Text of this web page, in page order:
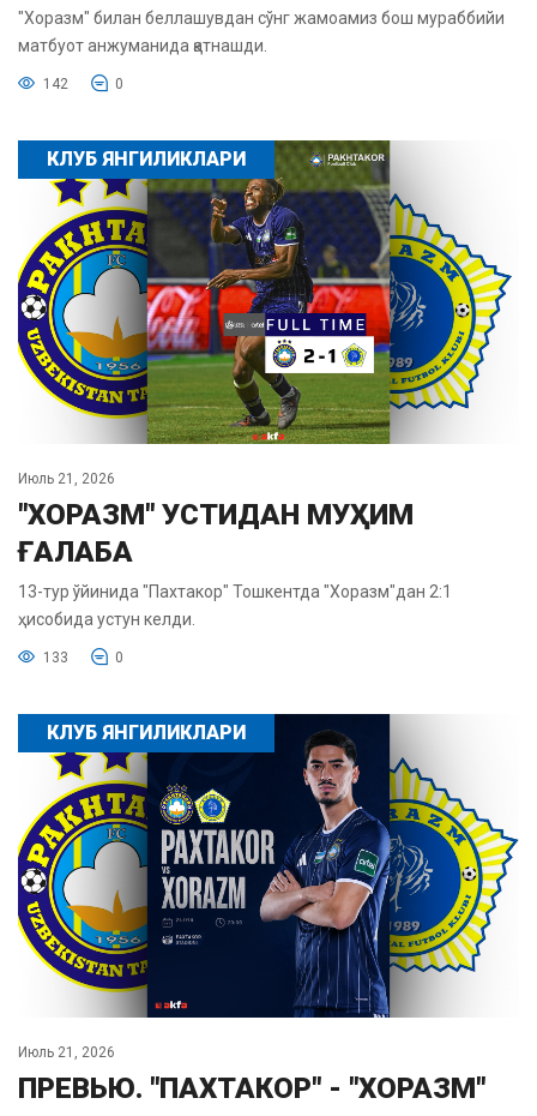
"Хоразм" билан беллашувдан сўнг жамоамиз бош мураббийи
матбуот анжуманида қатнашди.
142 0
КЛУБ ЯНГИЛИКЛАРИ
Июль 21, 2026
"ХОРАЗМ" УСТИДАН МУҲИМ
ҒАЛАБА
13-тур ўйинида "Пахтакор" Тошкентда "Хоразм"дан 2:1
ҳисобида устун келди.
133 0
КЛУБ ЯНГИЛИКЛАРИ
Июль 21, 2026
ПРЕВЬЮ. "ПАХТАКОР" - "ХОРАЗМ"